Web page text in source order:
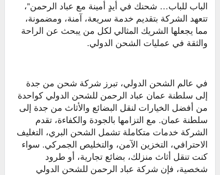
الباب للباب… شحنك في أيدٍ أمينة مع عباد الرحمن”،
تتعهد الشركة بتقديم خدمة سريعة، آمنة، ومضمونة،
مما يجعلها الشريك المثالي لكل من يبحث عن الراحة
والثقة في عمليات الشحن الدولي.
في عالم الشحن الدولي، تبرز شركة شحن من جدة
إلى سلطنة عمان عباد الرحمن للشحن الدولي كواحدة
من أفضل الخيارات لنقل البضائع والأثاث من جدة إلى
سلطنة عمان. مع التزامها بالجودة والكفاءة، تقدم
الشركة خدمات متكاملة تشمل الشحن البري، التغليف
الاحترافي، التخزين الآمن، والتخليص الجمركي. سواء
كنت تنقل أثاث منزلك، بضائع تجارية، أو طرود
شخصية، فإن شركة عباد الرحمن للشحن الدولي